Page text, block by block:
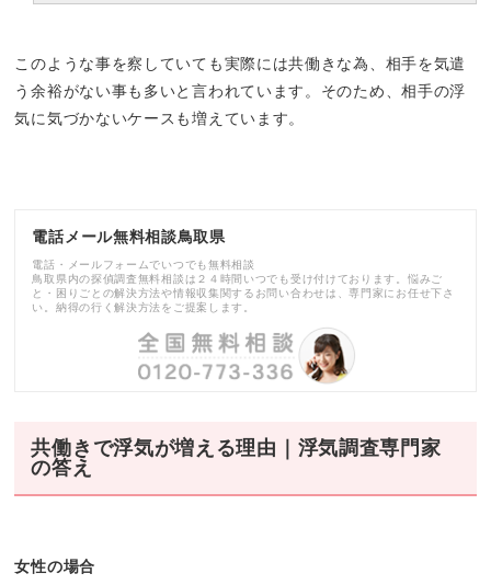
このような事を察していても実際には共働きな為、相手を気遣
う余裕がない事も多いと言われています。そのため、相手の浮
気に気づかないケースも増えています。
電話メール無料相談鳥取県
電話・メールフォームでいつでも無料相談
鳥取県内の探偵調査無料相談は２４時間いつでも受け付けております。悩みご
と・困りごとの解決方法や情報収集関するお問い合わせは、専門家にお任せ下さ
い。納得の行く解決方法をご提案します。
共働きで浮気が増える理由｜浮気調査専門家
の答え
女性の場合